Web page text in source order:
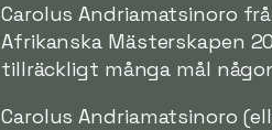
Carolus Andriamatsinoro
Afrikanska Mästerskapen
tillräckligt många mål
Carolus Andriamatsinoro